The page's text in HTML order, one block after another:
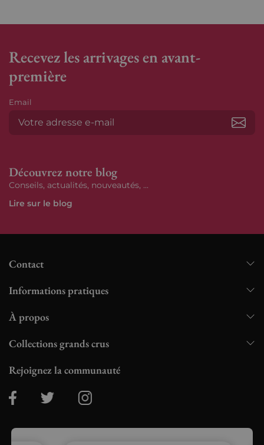
Recevez les arrivages en avant-
première
Email
Découvrez notre blog
Conseils, actualités, nouveautés, ...
Lire sur le blog
Contact
Informations pratiques
À propos
Collections grands crus
Rejoignez la communauté